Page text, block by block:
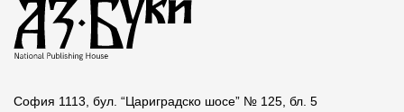
София 1113, бул. “Цариградско шосе” № 125, бл. 5